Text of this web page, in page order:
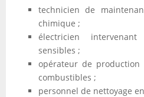
technicien de
chimique ;
électricien
sensibles ;
opérateur de production
combustibles ;
personnel de nettoyage